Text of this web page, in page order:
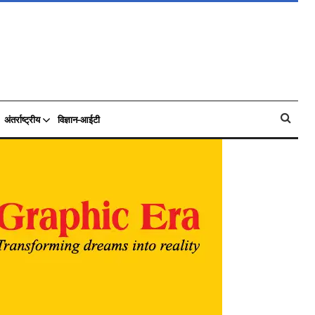
अंतर्राष्ट्रीय विज्ञान-आईटी